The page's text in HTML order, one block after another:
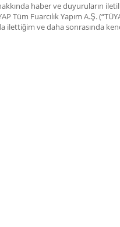
haber ve duyuruların
Tüm Fuarcılık Yapım A.Ş.
ilettiğim ve daha sonrasında